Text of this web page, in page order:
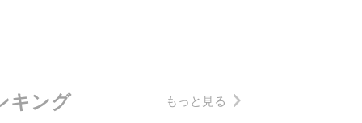
キング もっと見る